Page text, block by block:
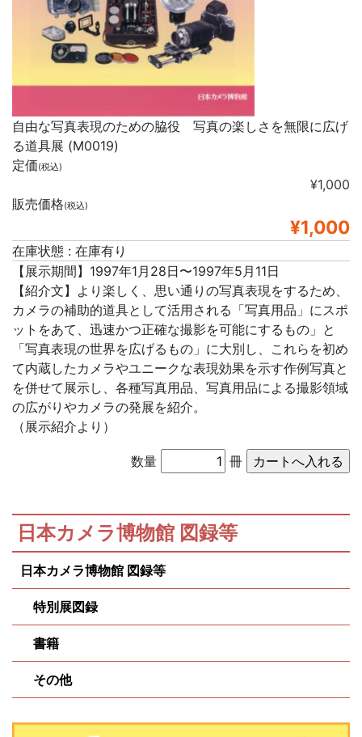
自由な写真表現のための脇役 写真の楽しさを無限に広げ
る道具展 (M0019)
定価(税込)
¥1,000
販売価格(税込)
¥1,000
在庫状態 : 在庫有り
【展示期間】1997年1月28日〜1997年5月11日
【紹介文】より楽しく、思い通りの写真表現をするため、
カメラの補助的道具として活用される「写真用品」にスポ
ットをあて、迅速かつ正確な撮影を可能にするもの」と
「写真表現の世界を広げるもの」に大別し、これらを初め
て内蔵したカメラやユニークな表現効果を示す作例写真と
を併せて展示し、各種写真用品、写真用品による撮影領域
の広がりやカメラの発展を紹介。
（展示紹介より）
数量 冊
日本カメラ博物館 図録等
日本カメラ博物館 図録等
特別展図録
書籍
その他